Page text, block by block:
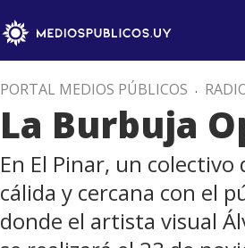
PORTAL MEDIOS PÚBLICOS .
La Burbuja
En El Pinar, un
cálida y cercana con el
donde el artista visual